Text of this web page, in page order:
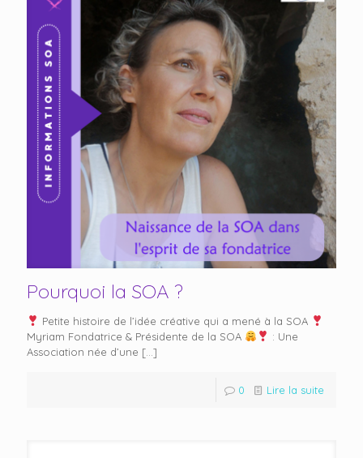
Pourquoi la SOA ?
Petite histoire de l’idée créative qui a mené à la SOA
Myriam Fondatrice & Présidente de la SOA
: Une
Association née d’une […]
0 Lire la suite